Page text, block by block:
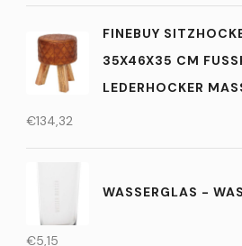
FINEBUY
35X46X35 CM
EDERHOCKER
€134,32
WASSERGLAS -
€5,15